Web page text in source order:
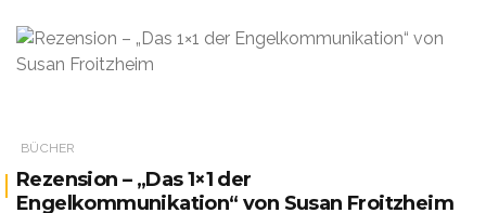
BÜCHER
Rezension – „Das 1×1 der
Engelkommunikation“ von Susan Froitzheim